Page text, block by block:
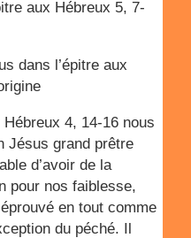
aux Hébreux 5, 7-
dans l’épitre aux
4, 14-16 nous
Jésus grand prêtre
d’avoir de la
pour nos faiblesse,
en tout comme
du péché. Il